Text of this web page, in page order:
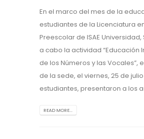
En el marco del mes de la
estudiantes de la Licenciatura
Preescolar de ISAE
a cabo la actividad “Educación
de los Números y las Vocales”,
de la sede, el viernes, 25 de julio
estudiantes, presentaron a los
READ MORE...